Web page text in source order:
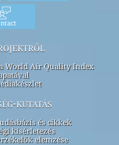
World Air Quality Index
kutatás
és cikkek
kísérletezés
elemzése